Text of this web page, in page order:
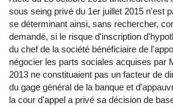
sous seing privé du 1er juillet 2015 n'est
se déterminant ainsi, sans rechercher,
demandé, si le risque d'inscription
du chef de la société bénéficiaire de
négocier les parts sociales acquises par
2013 ne constituaient pas un facteur de
du gage général de la banque et
la cour d'appel a privé sa décision de